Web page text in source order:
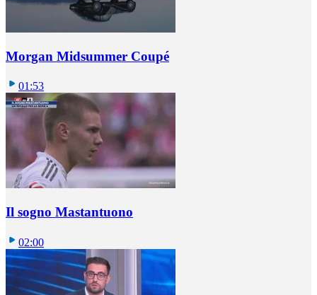
Morgan Midsummer Coupé
01:53
Il sogno Mastantuono
02:00